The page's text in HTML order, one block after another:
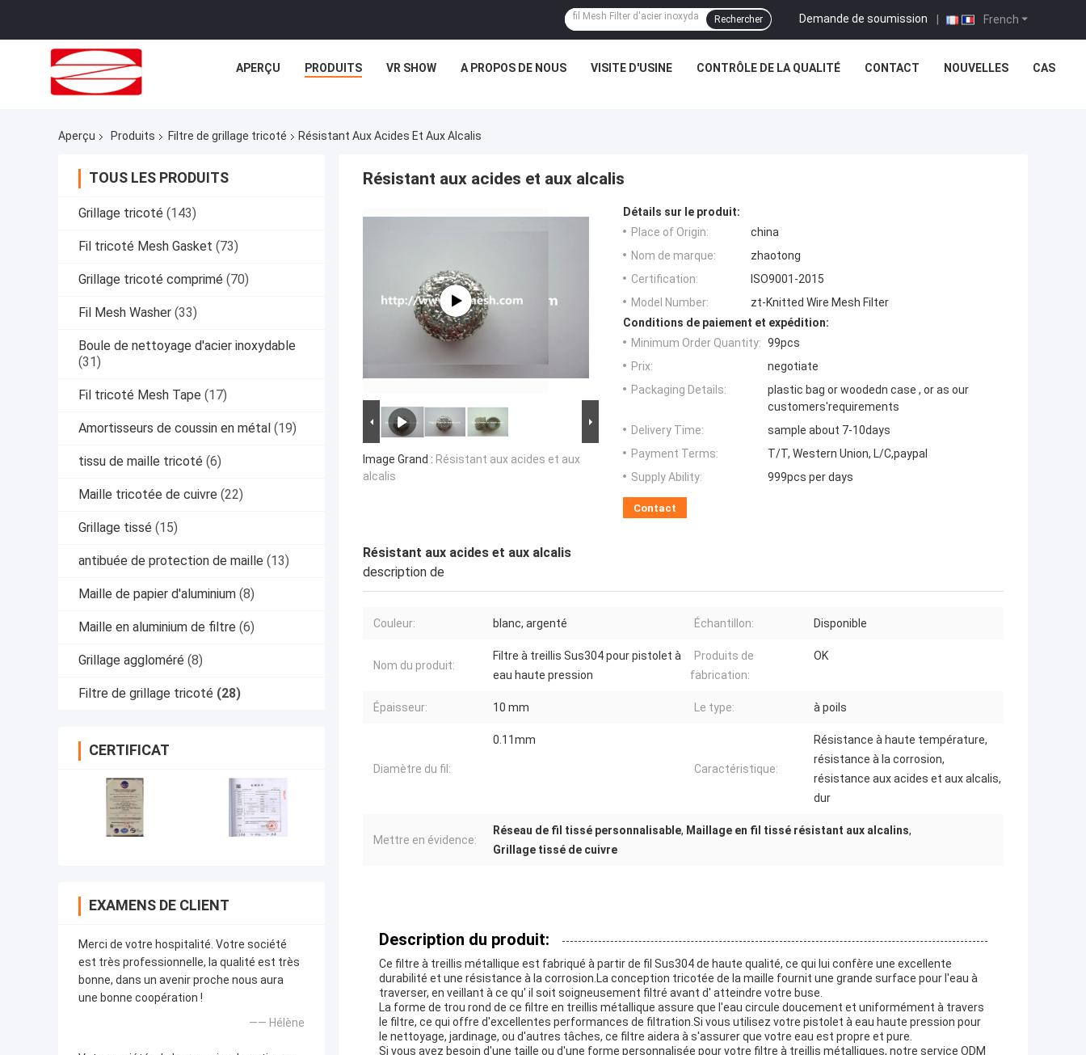
French
Demande de soumission |
Rechercher
APERÇU PRODUITS VR SHOW A PROPOS DE NOUS VISITE D'USINE CONTRÔLE DE LA QUALITÉ CONTACT NOUVELLES CAS
Aperçu Produits Filtre de grillage tricoté Résistant Aux Acides Et Aux Alcalis
TOUS LES PRODUITS
Grillage tricoté (143)
Fil tricoté Mesh Gasket (73)
Grillage tricoté comprimé (70)
Fil Mesh Washer (33)
Boule de nettoyage d'acier inoxydable
(31)
Fil tricoté Mesh Tape (17)
Amortisseurs de coussin en métal (19)
tissu de maille tricoté (6)
Maille tricotée de cuivre (22)
Grillage tissé (15)
antibuée de protection de maille (13)
Maille de papier d'aluminium (8)
Maille en aluminium de filtre (6)
Grillage aggloméré (8)
Filtre de grillage tricoté (28)
CERTIFICAT
EXAMENS DE CLIENT
Merci de votre hospitalité. Votre société
est très professionnelle, la qualité est très
bonne, dans un avenir proche nous aura
une bonne coopération !
—— Hélène
Résistant aux acides et aux alcalis
Image Grand : Résistant aux acides et aux
alcalis
Détails sur le produit:
Place of Origin:
china
Nom de marque:
zhaotong
Certification:
ISO9001-2015
Model Number:
zt-Knitted Wire Mesh Filter
Conditions de paiement et expédition:
Minimum Order Quantity: 99pcs
Prix:
negotiate
Packaging Details:
plastic bag or woodedn case , or as our
customers'requirements
Delivery Time:
sample about 7-10days
Payment Terms:
T/T, Western Union, L/C,paypal
Supply Ability:
999pcs per days
Contact
Résistant aux acides et aux alcalis
description de
Couleur: blanc, argenté Échantillon: Disponible
Nom du produit:
Filtre à treillis Sus304 pour pistolet à
eau haute pression
Produits de
fabrication:
OK
Épaisseur: 10 mm Le type: à poils
Diamètre du fil:
0.11mm
Caractéristique:
Résistance à haute température,
résistance à la corrosion,
résistance aux acides et aux alcalis,
dur
Mettre en évidence:
Réseau de fil tissé personnalisable, Maillage en fil tissé résistant aux alcalins,
Grillage tissé de cuivre
Description du produit:
Ce filtre à treillis métallique est fabriqué à partir de fil Sus304 de haute qualité, ce qui lui confère une excellente
durabilité et une résistance à la corrosion.La conception tricotée de la maille fournit une grande surface pour l'eau à
traverser, en veillant à ce qu' il soit soigneusement filtré avant d' atteindre votre buse.
La forme de trou rond de ce filtre en treillis métallique assure que l'eau circule doucement et uniformément à travers
le filtre, ce qui offre d'excellentes performances de filtration.Si vous utilisez votre pistolet à eau haute pression pour
le nettoyage, jardinage, ou d'autres tâches, ce filtre aidera à s'assurer que votre eau est propre et pure.
Si vous avez besoin d'une taille ou d'une forme personnalisée pour votre filtre à treillis métalliques, notre service ODM